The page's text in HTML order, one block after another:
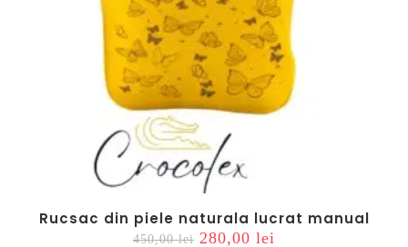
Rucsac din piele naturala lucrat manual
450,00lei Prețul
280,00 lei